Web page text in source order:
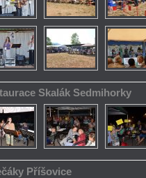
Skalák Sedmihorky
Příšovice